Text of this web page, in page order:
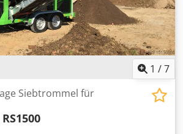
1 /7
Siebtrommel für
RS1500